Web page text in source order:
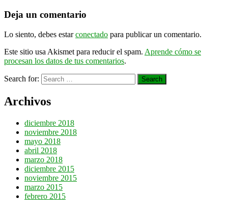
Deja un comentario
Lo siento, debes estarconectado para publicar un comentario.
Este sitio usa Akismet para reducir el spam. Aprende cómo se
procesan los datos de tus comentarios.
Search for:
Archivos
diciembre 2018
noviembre 2018
mayo 2018
abril 2018
marzo 2018
diciembre 2015
noviembre 2015
marzo 2015
febrero 2015